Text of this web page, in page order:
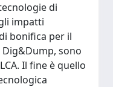
di
impatti
bonifica per il
sono
Il fine è quello